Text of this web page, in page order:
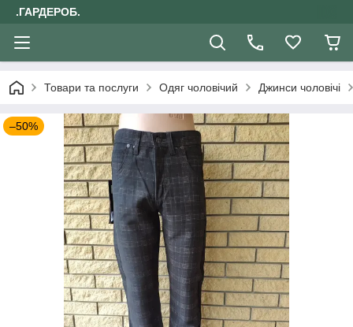
.ГАРДЕРОБ.
Товари та послуги Одяг чоловічий Джинси чоловічі
–50%